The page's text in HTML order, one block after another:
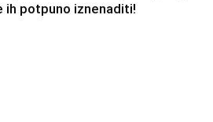
ih potpuno iznenaditi!